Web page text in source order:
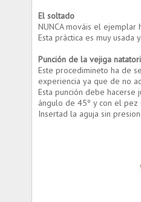
El soltado
NUNCA mováis el ejemplar
Esta práctica es muy
Punción de la vejiga
Este procedimineto ha de
experiencia ya que de no
Esta punción debe
ángulo de 45º y con el pez
Insertad la aguja sin